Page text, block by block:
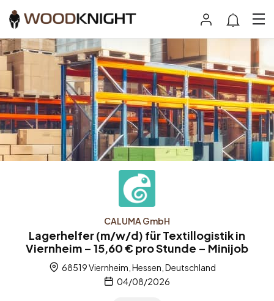
CALUMA GmbH
Lagerhelfer (m/w/d) für Textillogistik in
Viernheim – 15,60 € pro Stunde – Minijob
68519 Viernheim, Hessen, Deutschland
04/08/2026